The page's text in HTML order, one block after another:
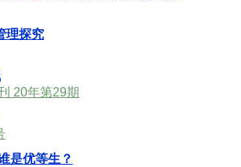
理探究
20年第29期
是优等生？